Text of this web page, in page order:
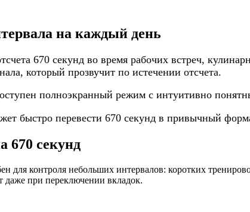
НАСТРОЙКИ
на каждый день
670 секунд во время рабочих встреч,
который прозвучит по истечении отсчета.
полноэкранный режим с интуитивно
быстро перевести 670 секунд в привычный
670 секунд
для контроля небольших интервалов: коротких
даже при переключении вкладок.